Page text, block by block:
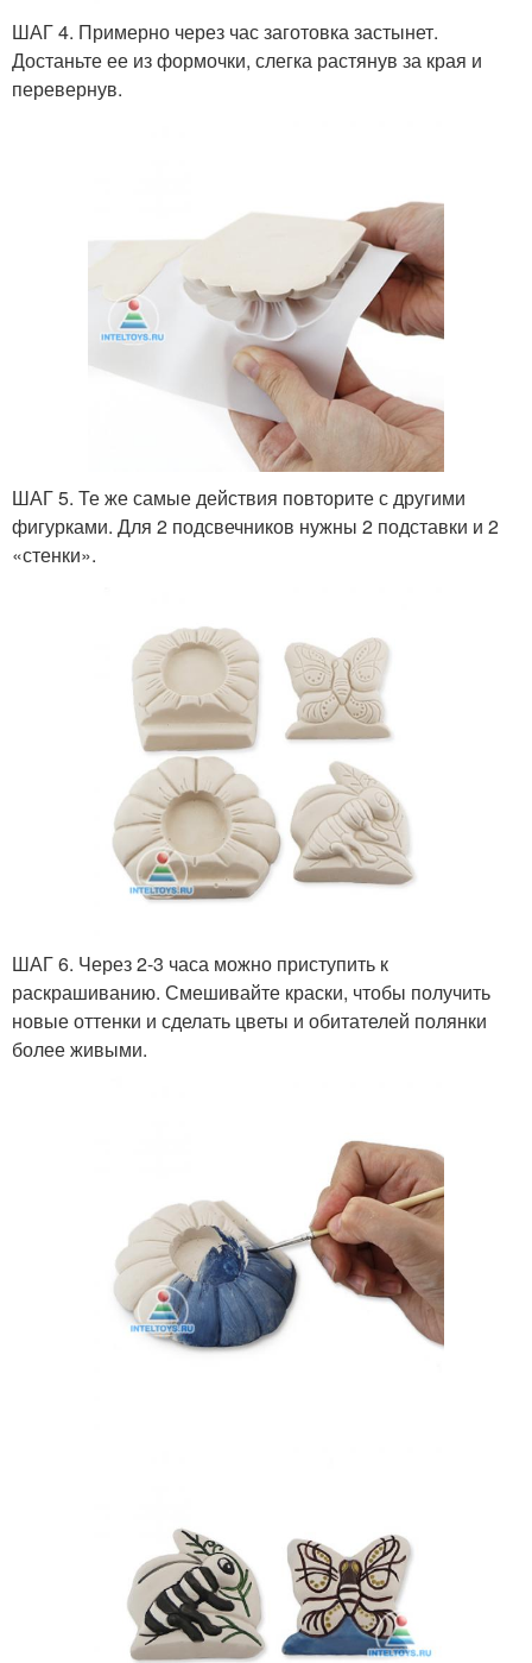
ШАГ 4. Примерно через час заготовка застынет.
Достаньте ее из формочки, слегка растянув за края и
перевернув.
ШАГ 5. Те же самые действия повторите с другими
фигурками. Для 2 подсвечников нужны 2 подставки и 2
«стенки».
ШАГ 6. Через 2-3 часа можно приступить к
раскрашиванию. Смешивайте краски, чтобы получить
новые оттенки и сделать цветы и обитателей полянки
более живыми.